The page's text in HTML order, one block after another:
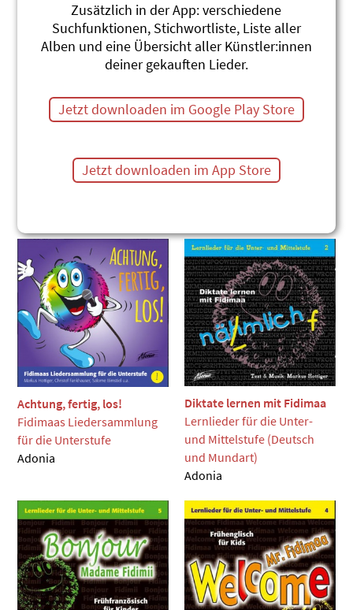
3x3=Fidimaa Vol. 2
Praxis-Übungslieder zum
Fidimaa 3
Rechnen bis 20
Achtung, fertig, los!
Fidimaas Liedersammlung
für die Unterstufe
Adonia
Diktate lernen mit Fidimaa
Lernlieder für die Unter-
und Mittelstufe (Deutsch
und Mundart)
Adonia
Zusätzlich in der App: verschiedene
Suchfunktionen, Stichwortliste, Liste aller
Alben und eine Übersicht aller Künstler:innen
deiner gekauften Lieder.
Jetzt downloaden im Google Play Store
Jetzt downloaden im App Store